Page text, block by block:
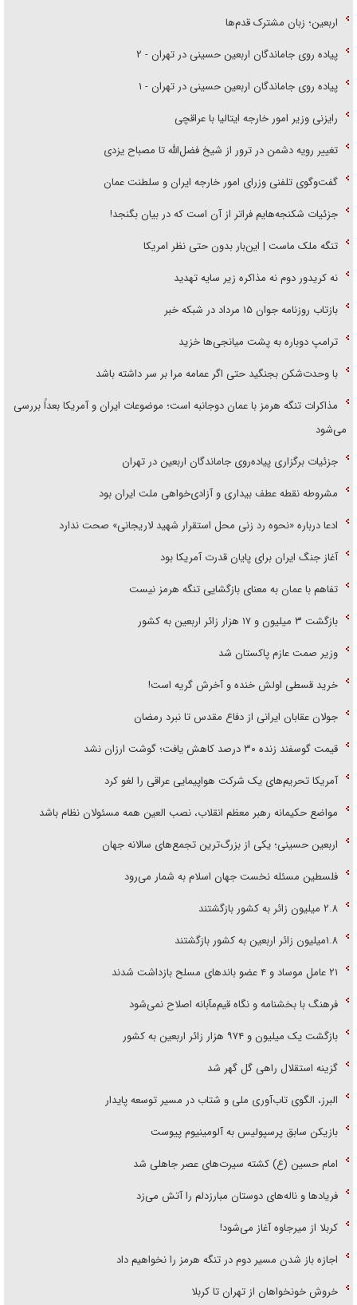
اربعین؛ زبان مشترک قدم‌ها
پیاده روی جاماندگان اربعین حسینی در تهران - ۲
پیاده روی جاماندگان اربعین حسینی در تهران - ۱
رایزنی وزیر امور خارجه ایتالیا با عراقچی
تغییر رویه دشمن در ترور از شیخ فضل‌الله تا مصباح یزدی
گفت‌وگوی تلفنی وزرای امور خارجه ایران و سلطنت عمان
جزئیات شکنجه‌هایم فراتر از آن است که در بیان بگنجد!
تنگه ملک ماست | این‌بار بدون حتی نظر امریکا
نه کریدور دوم نه مذاکره زیر سایه تهدید
بازتاب روزنامه جوان ۱۵ مرداد در شبکه خبر
ترامپ دوباره به پشت میانجی‌ها خزید
با وحدت‌شکن بجنگید حتی اگر عمامه مرا بر سر داشته باشد
مذاکرات تنگه هرمز با عمان دوجانبه است؛ موضوعات ایران و آمریکا بعداً بررسی
می‌شود
جزئیات برگزاری پیاده‌روی جاماندگان اربعین در تهران
مشروطه نقطه عطف بیداری و آزادی‌خواهی ملت ایران بود
ادعا درباره «نحوه رد زنی محل استقرار شهید لاریجانی» صحت ندارد
آغاز جنگ ایران برای پایان قدرت آمریکا بود
تفاهم با عمان به معنای بازگشایی تنگه هرمز نیست
بازگشت ۳ میلیون و ۱۷ هزار زائر اربعین به کشور
وزیر صمت عازم پاکستان شد
خرید قسطی اولش خنده و آخرش گریه است!
جولان عقابان ایرانی از دفاع مقدس تا نبرد رمضان
قیمت گوسفند زنده ۳۰ درصد کاهش یافت؛ گوشت ارزان نشد
آمریکا تحریم‌های یک شرکت هواپیمایی عراقی را لغو کرد
مواضع حکیمانه رهبر معظم انقلاب، نصب العین همه مسئولان نظام باشد
اربعین حسینی؛ یکی از بزرگ‌ترین تجمع‌های سالانه جهان
فلسطین مسئله نخست جهان اسلام به شمار می‌رود
۲.۸ میلیون زائر به کشور بازگشتند
۱.۸میلیون زائر اربعین به کشور بازگشتند
۲۱ عامل موساد و ۴ عضو باند‌های مسلح بازداشت شدند
فرهنگ با بخشنامه و نگاه قیم‌مآبانه اصلاح نمی‌شود
بازگشت یک میلیون و ۹۷۴ هزار زائر اربعین به کشور
گزینه استقلال راهی گل گهر شد
البرز، الگوی تاب‌آوری ملی و شتاب در مسیر توسعه پایدار
بازیکن سابق پرسپولیس به آلومینیوم پیوست
امام حسین (ع) کشته سیرت‌های عصر جاهلی شد
فریاد‌ها و ناله‌های دوستان مبارزدلم را آتش می‌زد
کربلا از میرجاوه آغاز می‌شود!
اجازه باز شدن مسیر دوم در تنگه هرمز را نخواهیم داد
خروش خونخواهان از تهران تا کربلا